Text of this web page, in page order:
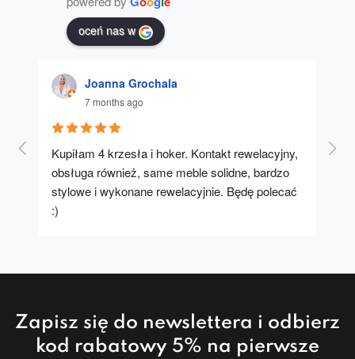
oceń nas w
Joanna Grochala
7 months ago
Kupiłam 4 krzesła i hoker. Kontakt rewelacyjny,
obsługa również, same meble solidne, bardzo
stylowe i wykonane rewelacyjnie. Będę polecać
:)
A
Zapisz się do newslettera i odbierz
kod rabatowy 5% na pierwsze